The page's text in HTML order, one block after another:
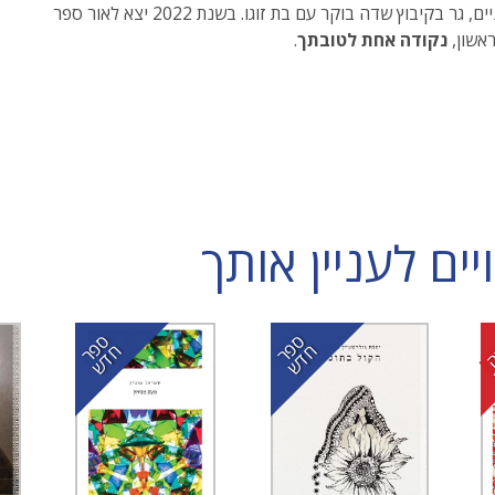
אב לשניים, גר בקיבוץ שדה בוקר עם בת זוגו. בשנת 2022 יצא לאור ספר
נקודה אחת לטובתך.
לעניין אותך
ס
פ
ר
ח
ד
ש ס
פ
ר
ח
ד
ש